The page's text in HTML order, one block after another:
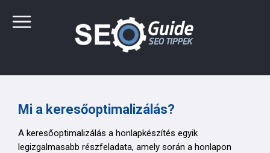
Mi a keresőoptimalizálás?
A keresőoptimalizálás a honlapkészítés egyik
legizgalmasabb részfeladata, amely során a honlapon